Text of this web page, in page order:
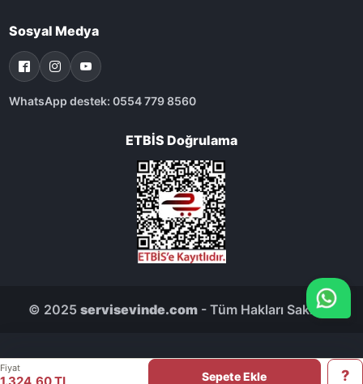
Fiyat
Sepete Ekle
Sosyal Medya
WhatsApp destek: 0554 779 8560
ETBİS Doğrulama
© 2025 servisevinde.com- Tüm Hakları Saklıdır.